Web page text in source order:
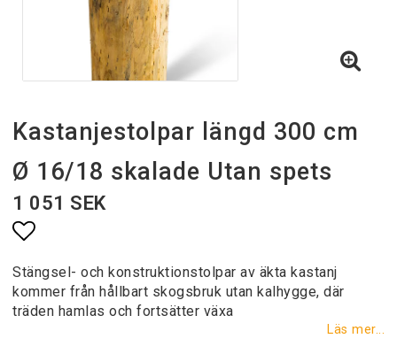
Kastanjestolpar längd 300 cm
Ø 16/18 skalade Utan spets
1 051 SEK
Lägg till i favoritlistan
Stängsel- och konstruktionstolpar av äkta kastanj
kommer från hållbart skogsbruk utan kalhygge, där
träden hamlas och fortsätter växa
Läs mer...